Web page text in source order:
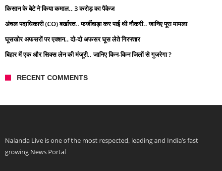
किसान के बेटे ने किया कमाल.. 3 करोड़ का पैकेज
अंचल पदाधिकारी (CO) बर्खास्त.. फर्जीवाड़ा कर पाई थी नौकरी.. जानिए पूरा मामला
घूसखोर अफसरों पर एक्शन.. दो-दो अफसर घूस लेते गिरफ्तार
बिहार में एक और सिक्स लेन की मंजूरी.. जानिए किन-किन जिलों से गुजरेगा ?
RECENT COMMENTS
Nalanda Live is one of the most respected, leading and India’s fast
growing News Portal